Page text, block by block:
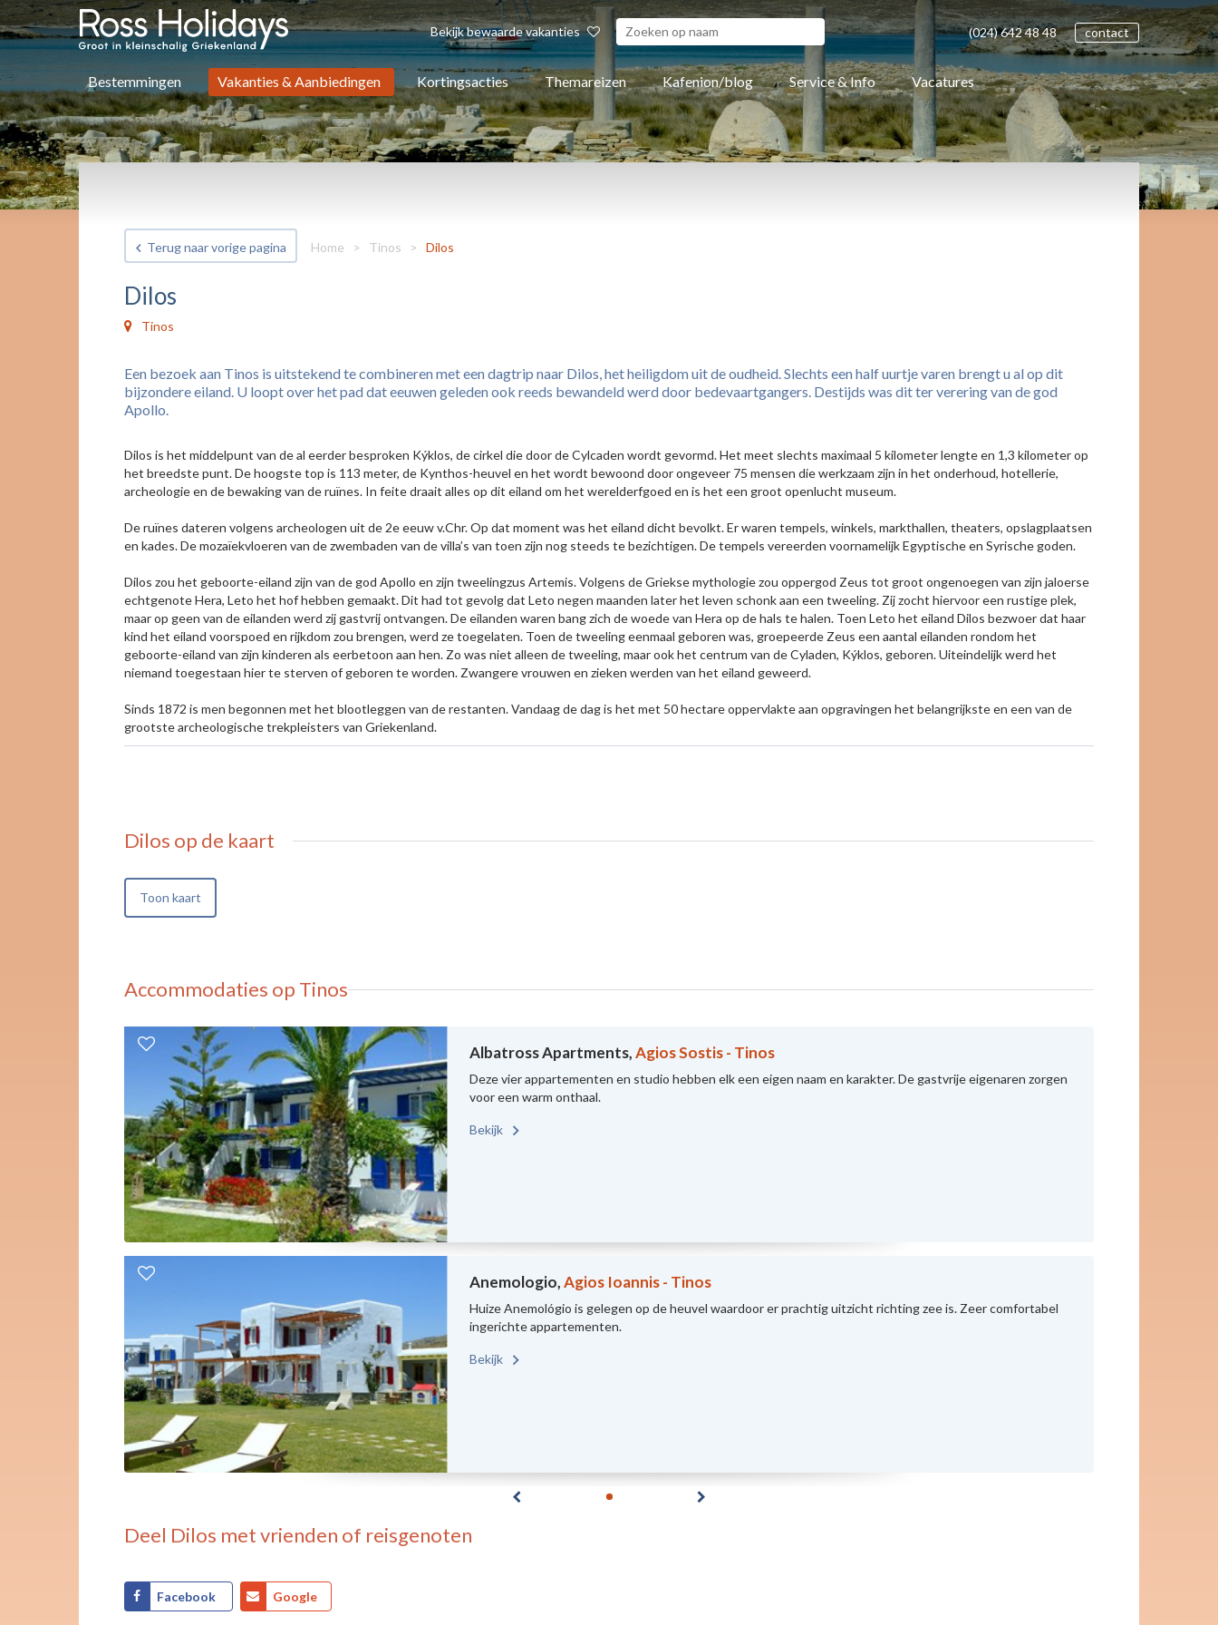
Bekijk bewaarde vakanties (024)642 4848 contact
Bestemmingen Vakanties & Aanbiedingen Kortingsacties Themareizen Kafenion/blog Service & Info Vacatures
Terug naar vorige pagina Home > Tinos > Dilos
Dilos
Tinos
Een bezoek aan Tinos is uitstekend te combineren met een dagtrip naar Dilos, het heiligdom uit de oudheid. Slechts een half uurtje varen brengt u al op dit
bijzondere eiland. U loopt over het pad dat eeuwen geleden ook reeds bewandeld werd door bedevaartgangers. Destijds was dit ter verering van de god
Apollo.
Dilos is het middelpunt van de al eerder besproken Kýklos, de cirkel die door de Cylcaden wordt gevormd. Het meet slechts maximaal 5 kilometer lengte en 1,3 kilometer op
het breedste punt. De hoogste top is 113 meter, de Kynthos-heuvel en het wordt bewoond door ongeveer 75 mensen die werkzaam zijn in het onderhoud, hotellerie,
archeologie en de bewaking van de ruïnes. In feite draait alles op dit eiland om het werelderfgoed en is het een groot openlucht museum.
De ruïnes dateren volgens archeologen uit de 2e eeuw v.Chr. Op dat moment was het eiland dicht bevolkt. Er waren tempels, winkels, markthallen, theaters, opslagplaatsen
en kades. De mozaïekvloeren van de zwembaden van de villa’s van toen zijn nog steeds te bezichtigen. De tempels vereerden voornamelijk Egyptische en Syrische goden.
Dilos zou het geboorte-eiland zijn van de god Apollo en zijn tweelingzus Artemis. Volgens de Griekse mythologie zou oppergod Zeus tot groot ongenoegen van zijn jaloerse
echtgenote Hera, Leto het hof hebben gemaakt. Dit had tot gevolg dat Leto negen maanden later het leven schonk aan een tweeling. Zij zocht hiervoor een rustige plek,
maar op geen van de eilanden werd zij gastvrij ontvangen. De eilanden waren bang zich de woede van Hera op de hals te halen. Toen Leto het eiland Dilos bezwoer dat haar
kind het eiland voorspoed en rijkdom zou brengen, werd ze toegelaten. Toen de tweeling eenmaal geboren was, groepeerde Zeus een aantal eilanden rondom het
geboorte-eiland van zijn kinderen als eerbetoon aan hen. Zo was niet alleen de tweeling, maar ook het centrum van de Cyladen, Kýklos, geboren. Uiteindelijk werd het
niemand toegestaan hier te sterven of geboren te worden. Zwangere vrouwen en zieken werden van het eiland geweerd.
Sinds 1872 is men begonnen met het blootleggen van de restanten. Vandaag de dag is het met 50 hectare oppervlakte aan opgravingen het belangrijkste en een van de
grootste archeologische trekpleisters van Griekenland.
Dilos op de kaart
Toon kaart
Accommodaties op Tinos
Albatross Apartments,Agios Sostis - Tinos
Deze vier appartementen en studio hebben elk een eigen naam en karakter. De gastvrije eigenaren zorgen
voor een warm onthaal.
Bekijk
Anemologio,Agios Ioannis - Tinos
Huize Anemológio is gelegen op de heuvel waardoor er prachtig uitzicht richting zee is. Zeer comfortabel
ingerichte appartementen.
Bekijk
Deel Dilos met vrienden of reisgenoten
Facebook Google